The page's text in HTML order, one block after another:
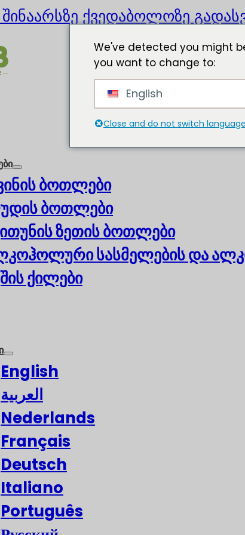
ქვედაბოლოზე
ბოთლები
ბოთლები
ზეთის ბოთლები
სასმელების და
ქილები
English
العربية
Nederlands
Français
Deutsch
Italiano
Português
We've detected you might
you want to change to:
English
Close and do not switch language